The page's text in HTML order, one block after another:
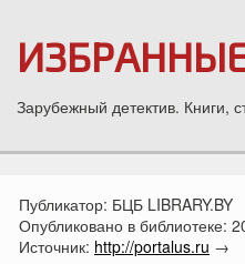
Зарубежный детектив. Книги,
Публикатор: БЦБ LIBRARY.BY
Опубликовано в библиотеке:
Источник: http://portalus.ru →